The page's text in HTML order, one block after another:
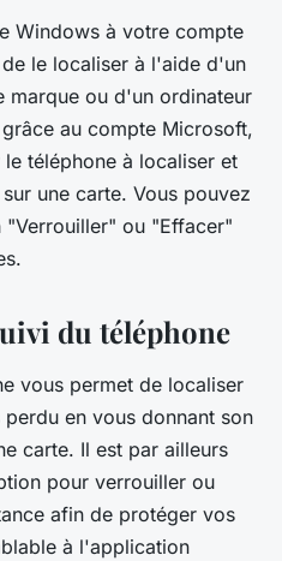
Windows à votre compte
le localiser à l'aide d'un
marque ou d'un ordinateur
au compte Microsoft,
téléphone à localiser et
une carte. Vous pouvez
ou "Effacer"
du téléphone
vous permet de localiser
en vous donnant son
carte. Il est par ailleurs
pour verrouiller ou
afin de protéger vos
à l'application